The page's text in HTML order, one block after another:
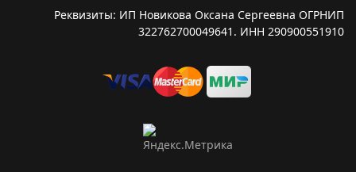
Реквизиты: ИП Новикова Оксана Сергеевна ОГРНИП
322762700049641. ИНН 290900551910